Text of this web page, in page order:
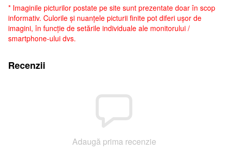
* Imaginile picturilor postate pe site sunt prezentate doar în scop
informativ. Culorile și nuanțele picturii finite pot diferi ușor de
imagini, în funcție de setările individuale ale monitorului /
smartphone-ului dvs.
Recenzii
Adaugă prima recenzie